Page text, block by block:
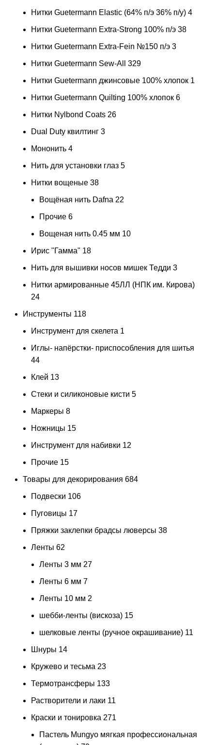
Нитки Guetermann Elastic (64% п/э 36% п/у) 4
Нитки Guetermann Extra-Strong 100% п/э 38
Нитки Guetermann Extra-Fein №150 п/э 3
Нитки Guetermann Sew-All 329
Нитки Guetermann джинсовые 100% хлопок 1
Нитки Guetermann Quilting 100% хлопок 6
Нитки Nylbond Coats 26
Dual Duty квилтинг 3
Мононить 4
Нить для установки глаз 5
Нитки вощеные 38
Вощёная нить Dafna 22
Прочие 6
Вощеная нить 0.45 мм 10
Ирис "Гамма" 18
Нить для вышивки носов мишек Тедди 3
Нитки армированные 45ЛЛ (НПК им. Кирова)
24
Инструменты 118
Инструмент для скелета 1
Иглы- напёрстки- приспособления для шитья
44
Клей 13
Стеки и силиконовые кисти 5
Маркеры 8
Ножницы 15
Инструмент для набивки 12
Прочие 15
Товары для декорирования 684
Подвески 106
Пуговицы 17
Пряжки заклепки брадсы люверсы 38
Ленты 62
Ленты 3 мм 27
Ленты 6 мм 7
Ленты 10 мм 2
шебби-ленты (вискоза) 15
шелковые ленты (ручное окрашивание) 11
Шнуры 14
Кружево и тесьма 23
Термотрансферы 133
Растворители и лаки 11
Краски и тонировка 271
Пастель Mungyo мягкая профессиональная